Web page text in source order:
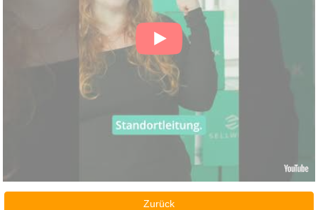
Zurück